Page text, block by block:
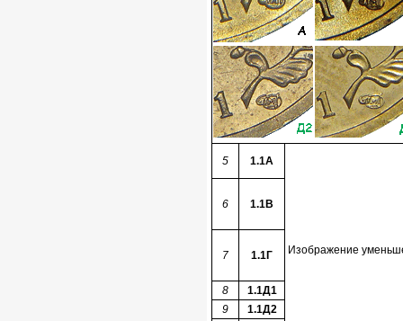
5 1.1A
Изображение
6 1.1В
7 1.1Г
8
1.1Д1
9
1.1Д2